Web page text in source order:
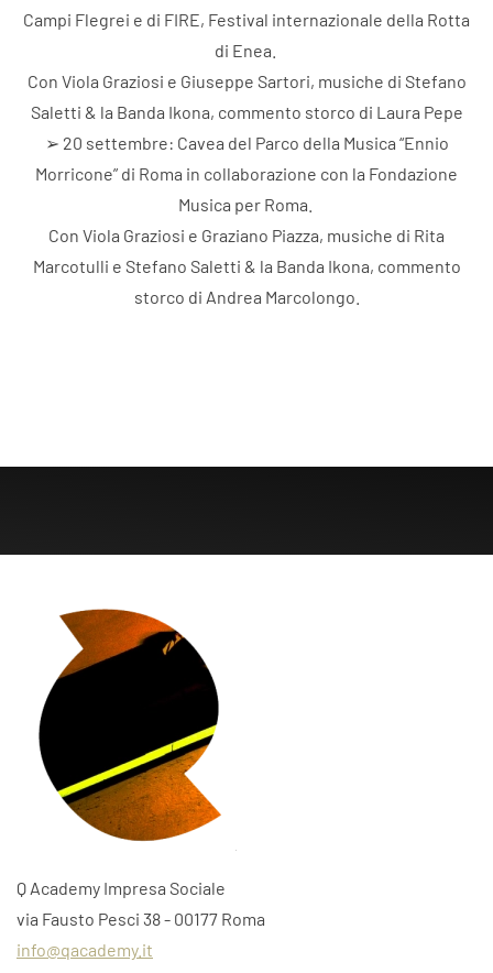
Campi Flegrei e di FIRE, Festival internazionale della Rotta
di Enea.
Con Viola Graziosi e Giuseppe Sartori, musiche di Stefano
Saletti & la Banda Ikona, commento storco di Laura Pepe
➢ 20 settembre: Cavea del Parco della Musica “Ennio
Morricone” di Roma in collaborazione con la Fondazione
Musica per Roma.
Con Viola Graziosi e Graziano Piazza, musiche di Rita
Marcotulli e Stefano Saletti & la Banda Ikona, commento
storco di Andrea Marcolongo.
Q Academy Impresa Sociale
via Fausto Pesci 38 - 00177 Roma
info@qacademy.it